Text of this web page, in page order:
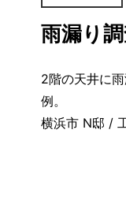
雨漏り
2階の天井に
例。
横浜市 N邸 /